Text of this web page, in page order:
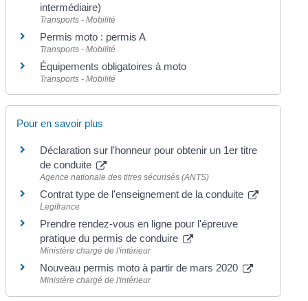
intermédiaire)
Transports - Mobilité
Permis moto : permis A
Transports - Mobilité
Équipements obligatoires à moto
Transports - Mobilité
Pour en savoir plus
Déclaration sur l'honneur pour obtenir un 1er titre
de conduite
Agence nationale des titres sécurisés (ANTS)
Contrat type de l'enseignement de la conduite
Legifrance
Prendre rendez-vous en ligne pour l'épreuve
pratique du permis de conduire
Ministère chargé de l'intérieur
Nouveau permis moto à partir de mars 2020
Ministère chargé de l'intérieur